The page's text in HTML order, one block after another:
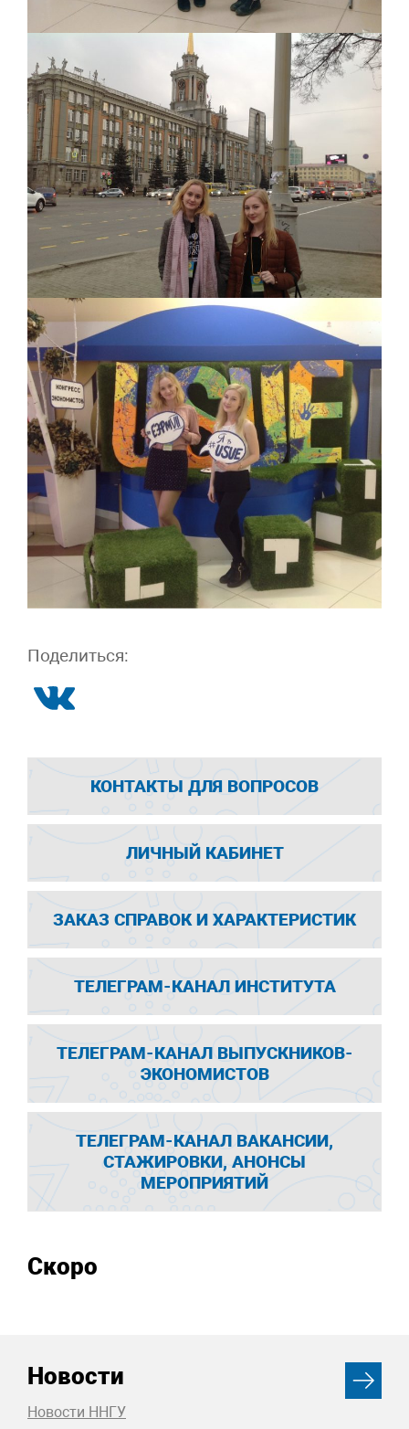
Поделиться:
КОНТАКТЫ ДЛЯ ВОПРОСОВ
ЛИЧНЫЙ КАБИНЕТ
ЗАКАЗ СПРАВОК И ХАРАКТЕРИСТИК
ТЕЛЕГРАМ-КАНАЛ ИНСТИТУТА
ТЕЛЕГРАМ-КАНАЛ ВЫПУСКНИКОВ-
ЭКОНОМИСТОВ
ТЕЛЕГРАМ-КАНАЛ ВАКАНСИИ,
СТАЖИРОВКИ, АНОНСЫ
МЕРОПРИЯТИЙ
Скоро
Новости
Новости ННГУ